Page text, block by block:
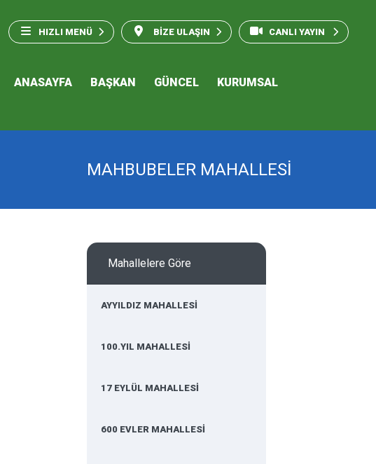
HIZLI MENÜ BİZE ULAŞIN CANLI YAYIN
ANASAYFA BAŞKAN GÜNCEL KURUMSAL
MAHBUBELER MAHALLESİ
Mahallelere Göre
AYYILDIZ MAHALLESİ
100.YIL MAHALLESİ
17 EYLÜL MAHALLESİ
600 EVLER MAHALLESİ